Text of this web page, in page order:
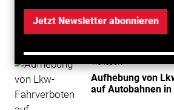
Jetzt Newsletter abonnieren
Erhöhte Lkw-Maut in
müssen Transporteure
Transport
Aufhebung von
auf Autobahnen